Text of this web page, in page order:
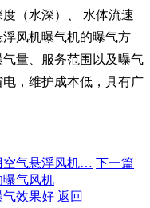
（水深）、 水体流速
风机曝气机的曝气方
量、服务范围以及曝气
，维护成本低，具有广
空气悬浮风机… 下一篇
曝气风机
返回